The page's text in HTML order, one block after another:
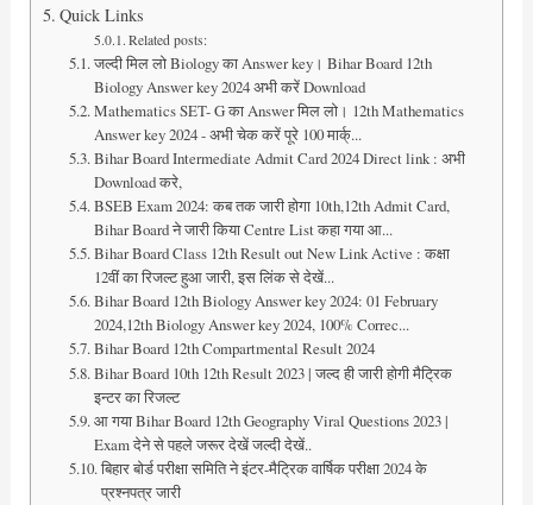
Quick Links
Related posts:
जल्दी मिल लो Biology का Answer key। Bihar Board 12th
Biology Answer key 2024 अभी करें Download
Mathematics SET- G का Answer मिल लो। 12th Mathematics
Answer key 2024 - अभी चेक करें पूरे 100 मार्क्...
Bihar Board Intermediate Admit Card 2024 Direct link : अभी
Download करे,
BSEB Exam 2024: कब तक जारी होगा 10th,12th Admit Card,
Bihar Board ने जारी किया Centre List कहा गया आ...
Bihar Board Class 12th Result out New Link Active : कक्षा
12वीं का रिजल्ट हुआ जारी, इस लिंक से देखें...
Bihar Board 12th Biology Answer key 2024: 01 February
2024,12th Biology Answer key 2024, 100% Correc...
Bihar Board 12th Compartmental Result 2024
Bihar Board 10th 12th Result 2023 | जल्द ही जारी होगी मैट्रिक
इन्टर का रिजल्ट
आ गया Bihar Board 12th Geography Viral Questions 2023 |
Exam देने से पहले जरूर देखें जल्दी देखें..
बिहार बोर्ड परीक्षा समिति ने इंटर-मैट्रिक वार्षिक परीक्षा 2024 के
प्रश्नपत्र जारी